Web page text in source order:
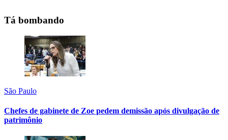
Tá bombando
São Paulo
Chefes de gabinete de Zoe pedem demissão após divulgação de
patrimônio